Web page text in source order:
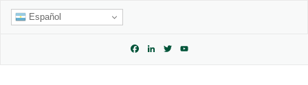
Skip
Español
Facebook
LinkedIn
Twitter